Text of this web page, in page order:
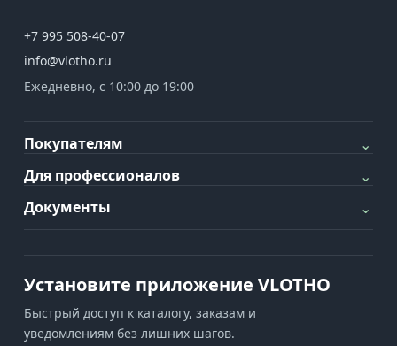
+7 995 508-40-07
info@vlotho.ru
Ежедневно, с 10:00 до 19:00
Покупателям
⌄
Для профессионалов
⌄
Документы
⌄
Установите приложение VLOTHO
Быстрый доступ к каталогу, заказам и
уведомлениям без лишних шагов.